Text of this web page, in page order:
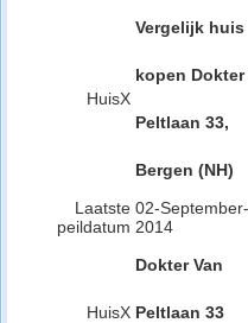
HuisX
Vergelijk huis
kopen Dokter
Peltlaan 33,
Bergen (NH)
Laatste
peildatum
02-September-
2014
HuisX
Dokter Van
Peltlaan 33